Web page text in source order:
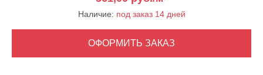
Наличие: под заказ 14 дней